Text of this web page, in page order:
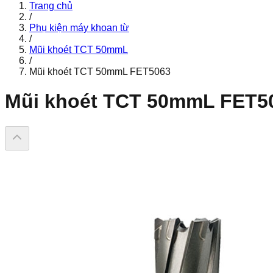
Trang chủ
/
Phụ kiện máy khoan từ
/
Mũi khoét TCT 50mmL
/
Mũi khoét TCT 50mmL FET5063
Mũi khoét TCT 50mmL